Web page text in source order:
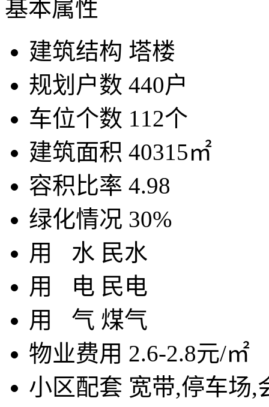
基本属性
建筑结构 塔楼
规划户数 440户
车位个数 112个
建筑面积 40315㎡
容积比率 4.98
绿化情况 30%
用 水 民水
用
电 民电
用 气 煤气
物业费用 2.6-2.8元/㎡
小区配套 宽带,停车场,